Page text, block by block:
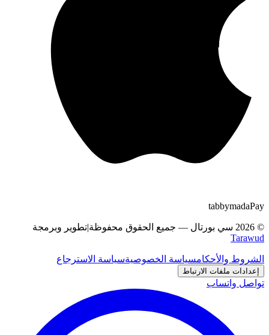
Pay
mada
tabby
©
2026 سي بورتال — جميع الحقوق محفوظة|تطوير وبرمجة
Tarawud
الشروط والأحكامسياسة الخصوصيةسياسة الاسترجاع
إعدادات ملفات الارتباط
تواصل واتساب